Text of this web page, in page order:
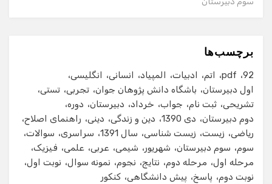
برچسب‌ها
92
pdf اتم ادبیات المپیاد انسانی
انگلیسی
اول دبیرستان
باشگاه دانش پژوهان جوان تجربی تستی
تشریحی ثبت نام جواب خرداد دبیرستان
دوره
دوم دبیرستان
دی 1390 دین و زندگی دینی
راهنمای اصلاح
ریاضی
زیست زیست شناسی سال 1391 سراسری
سوالات
سوم
سوم دبیرستان شهریور شیمی عربی علمی
فیزیک
مرحله اول
مرحله دوم نتایج نجوم نمونه سوال
نوبت اول
نوبت دوم
پاسخ پیش دانشگاهی کنکور
ایمیل